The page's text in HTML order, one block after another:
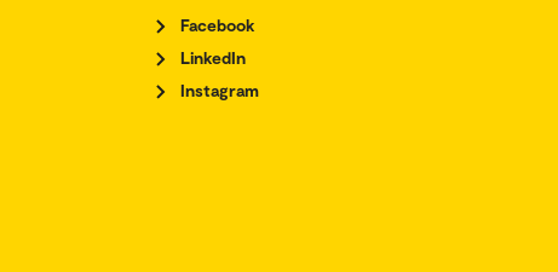
Facebook
LinkedIn
Instagram